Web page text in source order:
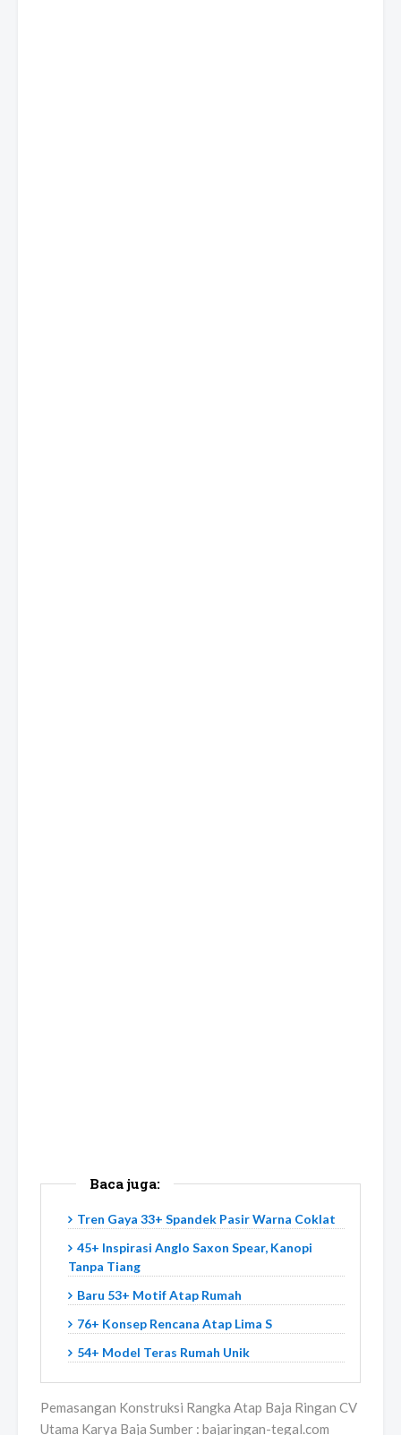
Baca juga:
Tren Gaya 33+ Spandek Pasir Warna Coklat
45+ Inspirasi Anglo Saxon Spear, Kanopi
Tanpa Tiang
Baru 53+ Motif Atap Rumah
76+ Konsep Rencana Atap Lima S
54+ Model Teras Rumah Unik
Pemasangan Konstruksi Rangka Atap Baja Ringan CV
Utama Karya Baja Sumber : bajaringan-tegal.com